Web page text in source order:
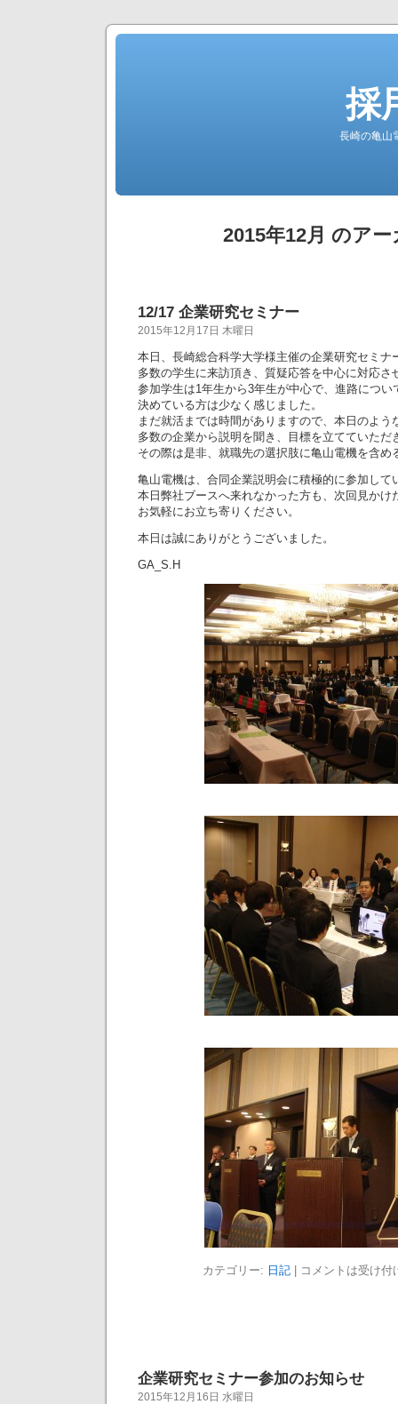
採
長崎の亀山
2015年12月 のア
12/17 企業研究セミナー
2015年12月17日 木曜日
本日、長崎総合科学大学様主催の企業研究セミナ
多数の学生に来訪頂き、質疑応答を中心に対応さ
参加学生は1年生から3年生が中心で、進路につい
決めている方は少なく感じました。
まだ就活までは時間がありますので、本日のよう
多数の企業から説明を聞き、目標を立てていただ
その際は是非、就職先の選択肢に亀山電機を含め
亀山電機は、合同企業説明会に積極的に参加して
本日弊社ブースへ来れなかった方も、次回見かけ
お気軽にお立ち寄りください。
本日は誠にありがとうございました。
GA_S.H
カテゴリー: 日記| コメントは受け付
企業研究セミナー参加のお知らせ
2015年12月16日 水曜日